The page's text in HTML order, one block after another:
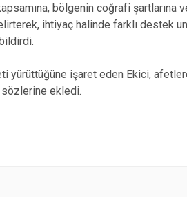
bölgenin coğrafi şartlarına
ihtiyaç halinde farklı destek
işaret eden Ekici,
sözlerine ekledi.